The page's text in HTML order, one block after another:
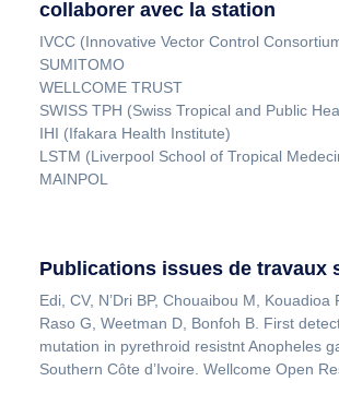
collaborer avec la station
IVCC (Innovative Vector Control
SUMITOMO
WELLCOME TRUST
SWISS TPH (Swiss Tropical and Public
IHI (Ifakara Health Institute)
LSTM (Liverpool School of Tropical
MAINPOL
Publications issues de travaux
Edi, CV, N’Dri BP, Chouaibou M, Kouadioa
Raso G, Weetman D, Bonfoh B. First
mutation in pyrethroid resistnt Anopheles
Southern Côte d’Ivoire. Wellcome Open